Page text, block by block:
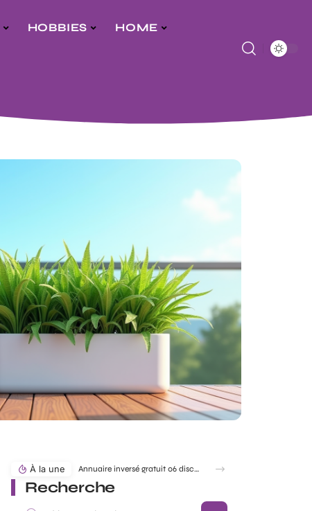
HOBBIES HOME
À la une Annuaire inversé gratuit 06 discret pour identifier un numéro sans être vu
Recherche